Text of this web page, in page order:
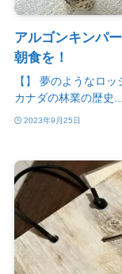
アルゴンキンパ
朝食を！
【】 夢のようなロ
カナダの林業の歴史...
2023年9月25日